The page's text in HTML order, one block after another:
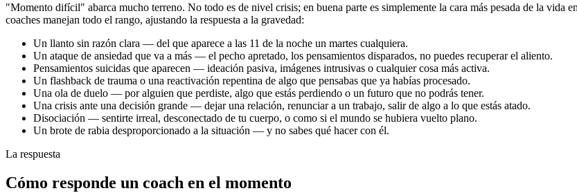
"Momento difícil" abarca mucho terreno. No todo es de nivel crisis; en buena parte es simplemente la cara más pesada de la vida
coaches manejan todo el rango, ajustando la respuesta a la gravedad:
Un llanto sin razón clara — del que aparece a las 11 de la noche un martes cualquiera.
Un ataque de ansiedad que va a más — el pecho apretado, los pensamientos disparados, no puedes recuperar el aliento.
Pensamientos suicidas que aparecen — ideación pasiva, imágenes intrusivas o cualquier cosa más activa.
Un flashback de trauma o una reactivación repentina de algo que pensabas que ya habías procesado.
Una ola de duelo — por alguien que perdiste, algo que estás perdiendo o un futuro que no podrás tener.
Una crisis ante una decisión grande — dejar una relación, renunciar a un trabajo, salir de algo a lo que estás atado.
Disociación — sentirte irreal, desconectado de tu cuerpo, o como si el mundo se hubiera vuelto plano.
Un brote de rabia desproporcionado a la situación — y no sabes qué hacer con él.
La respuesta
Cómo responde un coach en el momento